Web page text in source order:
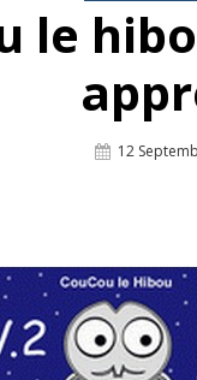
le
Posted
12